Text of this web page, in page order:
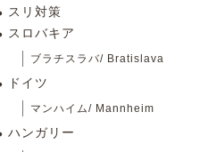
スリ対策
スロバキア
ブラチスラバ/ Bratislava
ドイツ
マンハイム/ Mannheim
ハンガリー